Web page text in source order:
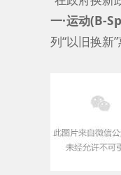
一·运动(B-
列“以旧换新